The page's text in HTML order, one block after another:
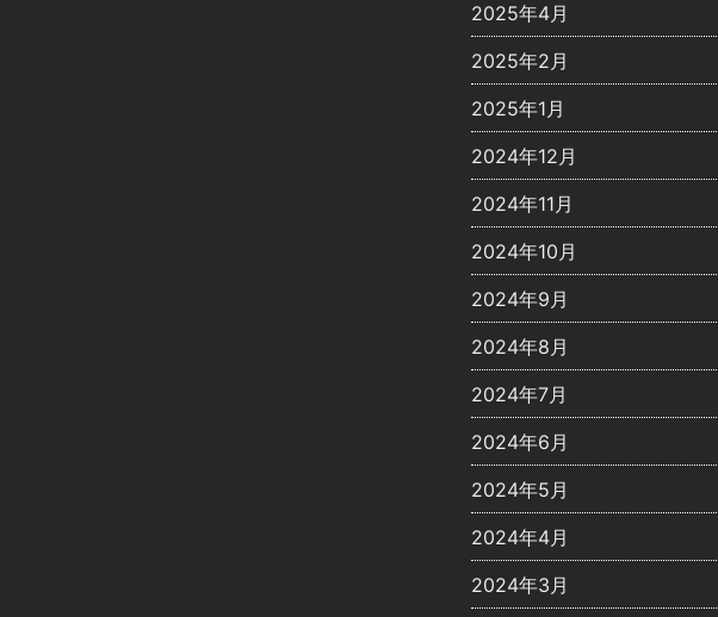
2025年4月
2025年2月
2025年1月
2024年12月
2024年11月
2024年10月
2024年9月
2024年8月
2024年7月
2024年6月
2024年5月
2024年4月
2024年3月